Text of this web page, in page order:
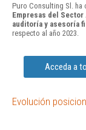
Puro Consulting Sl. ha
Empresas del
auditoría y asesoría
respecto al año 2023.
Acceda a
Evolución